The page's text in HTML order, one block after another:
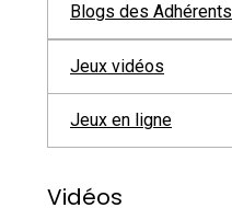
Blogs des Adhérents
Jeux vidéos
Jeux en ligne
Vidéos